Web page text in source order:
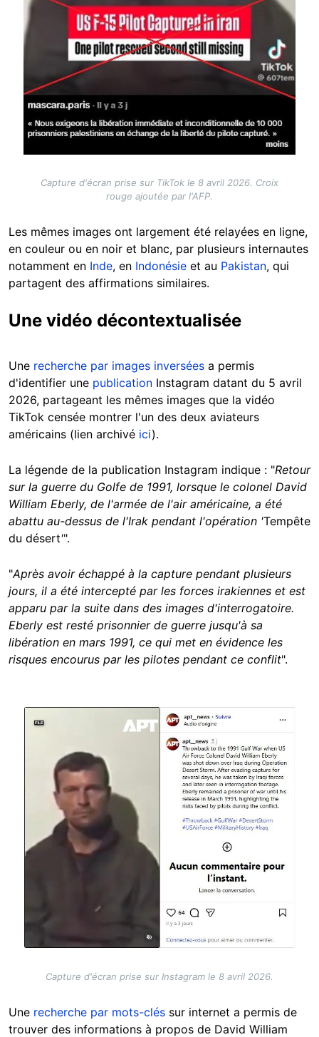
Capture d'écran prise sur TikTok le 8 avril 2026. Croix
rouge ajoutée par l'AFP.
Les mêmes images ont largement été relayées en ligne,
en couleur ou en noir et blanc, par plusieurs internautes
notamment en Inde, en Indonésie et au Pakistan, qui
partagent des affirmations similaires.
Une vidéo décontextualisée
Une recherche par images inversées a permis
d'identifier une publication Instagram datant du 5 avril
2026, partageant les mêmes images que la vidéo
TikTok censée montrer l'un des deux aviateurs
américains (lien archivé ici).
La légende de la publication Instagram indique : "Retour
sur la guerre du Golfe de 1991, lorsque le colonel David
William Eberly, de l'armée de l'air américaine, a été
abattu au-dessus de l'Irak pendant l'opération 'Tempête
du désert'".
"Après avoir échappé à la capture pendant plusieurs
jours, il a été intercepté par les forces irakiennes et est
apparu par la suite dans des images d'interrogatoire.
Eberly est resté prisonnier de guerre jusqu'à sa
libération en mars 1991, ce qui met en évidence les
risques encourus par les pilotes pendant ce conflit".
Capture d'écran prise sur Instagram le 8 avril 2026.
Une recherche par mots-clés sur internet a permis de
trouver des informations à propos de David William